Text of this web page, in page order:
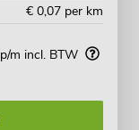
€ 0,07 per km
p/m incl. BTW